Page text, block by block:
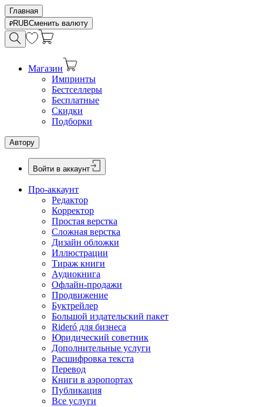
Главная
RUBСменить валюту
Магазин
Импринты
Бестселлеры
Бесплатные
Скидки
Подборки
Автору
Войти в аккаунт
Про-аккаунт
Редактор
Корректор
Простая верстка
Сложная верстка
Дизайн обложки
Иллюстрации
Тираж книги
Аудиокнига
Офлайн-продажи
Продвижение
Буктрейлер
Большой издательский пакет
Rideró для бизнеса
Юридический советник
Дополнительные услуги
Расшифровка текста
Перевод
Книги в аэропортах
Публикация
Все услуги